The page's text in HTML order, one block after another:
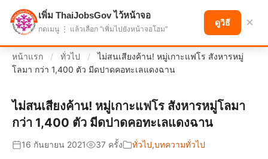
แบ่งปันโอกาส เพื่ออนาคตที่ก้าวหน้า
หน้าแรก / ทั่วไป /
ไม่สนเสียงค้าน! หมู่เกาะแฟโร สังหารหมู่
โลมา กว่า 1,400 ตัว มีดปาดคอทะเลแดงฉาน
ไม่สนเสียงค้าน! หมู่เกาะแฟโร สังหารหมู่โลมา
กว่า 1,400 ตัว มีดปาดคอทะเลแดงฉาน
16 กันยายน 2021 37 ครั้ง ทั่วไป,บทความทั่วไป
เพิ่ม ThaiJobsGov ไว้หน้าจอ
กดเมนู ⋮ แล้วเลือก "เพิ่มไปยังหน้าจอโฮม"
ดูวิธี ×